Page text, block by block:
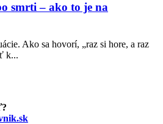
smrti – ako to je na
Ako sa hovorí, „raz si hore, a raz
k...